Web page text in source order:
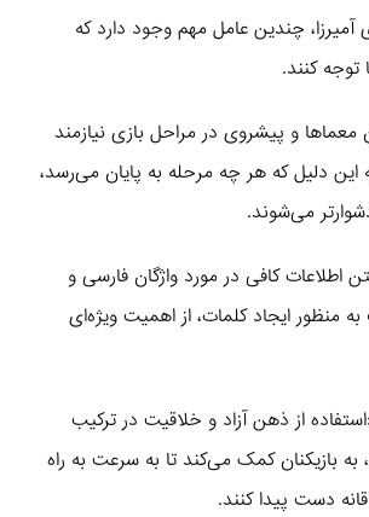
آمیرزا، چندین عامل مهم وجود دارد که
توجه کنند.
معماها و پیشروی در مراحل بازی نیازمند
دلیل که هر چه مرحله به پایان می‌رسد،
می‌شوند.
اطلاعات کافی در مورد واژگان فارسی و
منظور ایجاد کلمات، از اهمیت ویژه‌ای
از ذهن آزاد و خلاقیت در ترکیب
بازیکنان کمک می‌کند تا به سرعت به راه
دست پیدا کنند.